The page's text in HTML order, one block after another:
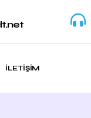
İLETIŞIM